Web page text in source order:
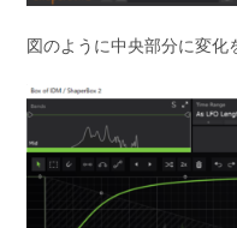
図のように中央部分に変化